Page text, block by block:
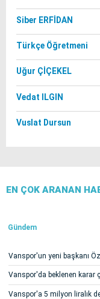
Siber ERFİDAN
Türkçe Öğretmeni
Uğur ÇİÇEKEL
Vedat ILGIN
Vuslat Dursun
EN ÇOK ARANAN
Gündem
Vanspor'un yeni başkanı
Vanspor'da beklenen karar
Vanspor'a 5 milyon liralık